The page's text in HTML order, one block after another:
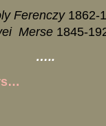
Ferenczy 1862-
Merse 1845-
…..